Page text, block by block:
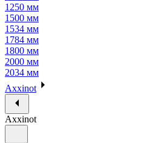
1250 мм
1500 мм
1534 мм
1784 мм
1800 мм
2000 мм
2034 мм
Axxinot
Axxinot